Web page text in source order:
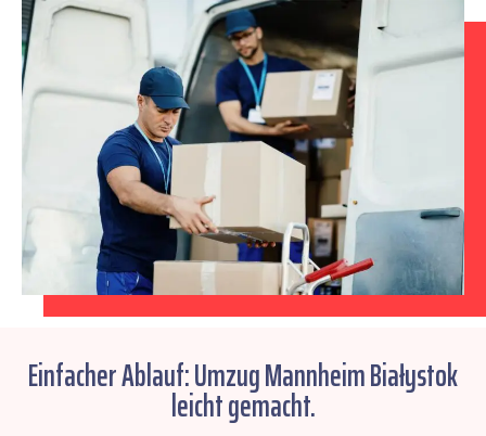
Einfacher Ablauf: Umzug Mannheim Białystok
leicht gemacht.